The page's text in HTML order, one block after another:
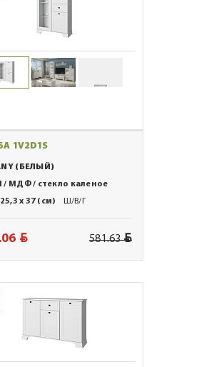
1V2D1S
(БЕЛЫЙ)
МДФ / стекло каленое
x 37 (см)
Ш/В/Г
BYN 581.63BYN